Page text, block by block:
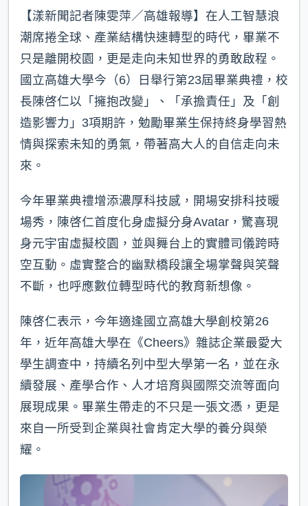
【漾新聞記者陳雯萍／高雄報導】在人工智慧浪
潮席捲全球、產業結構快速轉型的時代，畢業不
只是離開校園，更是走向未知世界的勇敢啟程。
國立高雄大學今（6）日舉行第23屆畢業典禮，校
長陳啓仁以「擁抱改變」、「承擔責任」及「創
造影響力」3項期許，勉勵畢業生保持終身學習熱
情與探索未知的勇氣，帶著高大人的自信走向未
來。
今年畢業典禮增添濃厚科技感，開場安排科技暖
場秀，陳啓仁首度化身虛擬分身Avatar，驚喜現
身元宇宙虛擬校園，並與舞台上的實體司儀跨時
空互動。虛實整合的幽默橋段讓全場掌聲與笑聲
不斷，也呼應數位轉型時代的教育新想像。
陳啓仁表示，今年適逢國立高雄大學創校第26
年，近年高雄大學在《Cheers》雜誌企業最愛大
學生調查中，持續名列中型大學第一名，並在永
續發展、產學合作、人才培育與國際交流等面向
展現成果。畢業生帶走的不只是一張文憑，更是
來自一所受到企業與社會肯定大學的養分與榮
耀。